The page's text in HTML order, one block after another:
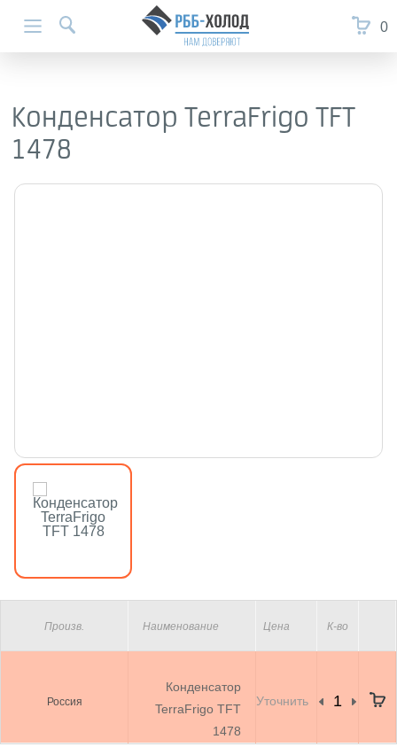
0
Конденсатор TerraFrigo TFT
1478
Произв. Наименование Цена К-во
Россия
Конденсатор
TerraFrigo TFT
1478
Уточнить